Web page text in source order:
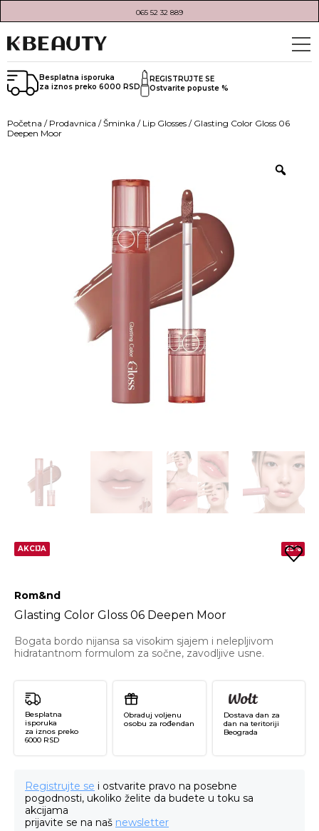
065 52 32 889
Besplatna isporuka
za iznos preko 6000 RSD
REGISTRUJTE SE
Ostvarite popuste %
Početna / Prodavnica /Šminka / Lip Glosses / Glasting Color Gloss 06
Deepen Moor
AKCIJA 25%
Rom&nd
Glasting Color Gloss 06 Deepen Moor
Bogata bordo nijansa sa visokim sjajem i nelepljivom
hidratantnom formulom za sočne, zavodljive usne.
Besplatna
isporuka
za iznos preko
6000 RSD
Obraduj voljenu
osobu za rođendan
Dostava dan za
dan na teritoriji
Beograda
Registrujte se i ostvarite pravo na posebne
pogodnosti, ukoliko želite da budete u toku sa
akcijama
prijavite se na naš newsletter